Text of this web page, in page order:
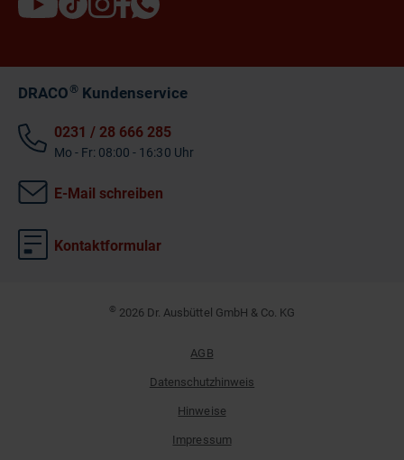
DRACO®Kundenservice
0231 / 28 666 285
Mo - Fr: 08:00 - 16:30 Uhr
E-Mail schreiben
Kontaktformular
© 2026 Dr. Ausbüttel GmbH & Co. KG
AGB
Datenschutzhinweis
Hinweise
Impressum